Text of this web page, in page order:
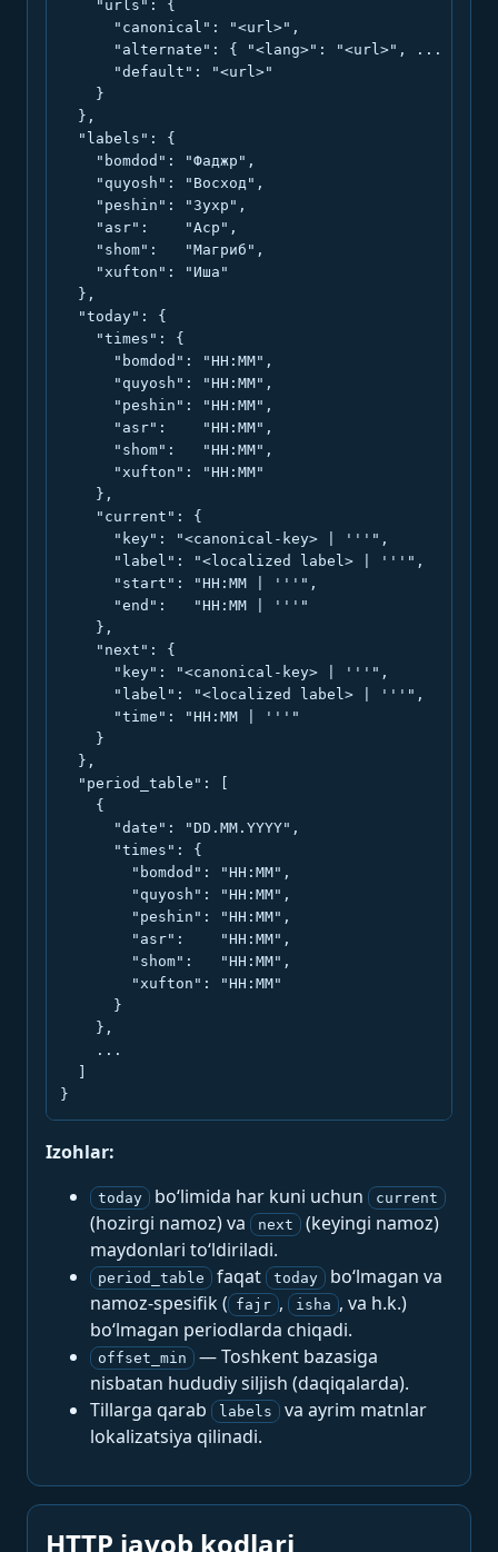
    "urls": {
      "canonical": "<url>",
      "alternate": { "<lang>": "<url>", ... },
      "default": "<url>"
    }
  },
  "labels": {
    "bomdod": "Фаджр",
    "quyosh": "Восход",
    "peshin": "Зухр",
    "asr":    "Аср",
    "shom":   "Магриб",
    "xufton": "Иша"
  },
  "today": {
    "times": {
      "bomdod": "HH:MM",
      "quyosh": "HH:MM",
      "peshin": "HH:MM",
      "asr":    "HH:MM",
      "shom":   "HH:MM",
      "xufton": "HH:MM"
    },
    "current": {
      "key": "<canonical-key> | '''",
      "label": "<localized label> | '''",
      "start": "HH:MM | '''",
      "end":   "HH:MM | '''"
    },
    "next": {
      "key": "<canonical-key> | '''",
      "label": "<localized label> | '''",
      "time": "HH:MM | '''"
    }
  },
  "period_table": [
    {
      "date": "DD.MM.YYYY",
      "times": {
        "bomdod": "HH:MM",
        "quyosh": "HH:MM",
        "peshin": "HH:MM",
        "asr":    "HH:MM",
        "shom":   "HH:MM",
        "xufton": "HH:MM"
      }
    },
    ...
}
Izohlar:
today bo‘limida har kuni uchun current
(hozirgi namoz) va next
(keyingi namoz)
maydonlari to‘ldiriladi.
period_table faqat today
bo‘lmagan va
namoz-spesifik ( fajr , isha , va h.k.)
bo‘lmagan periodlarda chiqadi.
offset_min
— Toshkent bazasiga
nisbatan hududiy siljish (daqiqalarda).
Tillarga qarab
labels
va ayrim matnlar
lokalizatsiya qilinadi.
HTTP javob kodlari